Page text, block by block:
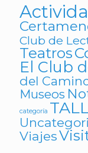
Club de
Teatros
El Club
del
Museos
categoría
Viajes